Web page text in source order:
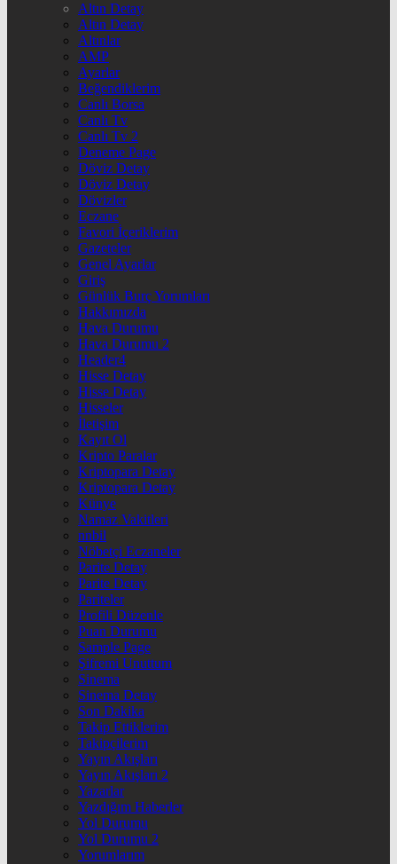
Altın Detay
Altın Detay
Altınlar
AMP
Ayarlar
Beğendiklerim
Canlı Borsa
Canlı Tv
Canlı Tv 2
Deneme Page
Döviz Detay
Döviz Detay
Dövizler
Eczane
Favori İçeriklerim
Gazeteler
Genel Ayarlar
Giriş
Günlük Burç Yorumları
Hakkımızda
Hava Durumu
Hava Durumu 2
Header4
Hisse Detay
Hisse Detay
Hisseler
İletişim
Kayıt Ol
Kripto Paralar
Kriptopara Detay
Kriptopara Detay
Künye
Namaz Vakitleri
nnbil
Nöbetçi Eczaneler
Parite Detay
Parite Detay
Pariteler
Profili Düzenle
Puan Durumu
Sample Page
Şifremi Unuttum
Sinema
Sinema Detay
Son Dakika
Takip Ettiklerim
Takipçilerim
Yayın Akışları
Yayın Akışları 2
Yazarlar
Yazdığım Haberler
Yol Durumu
Yol Durumu 2
Yorumlarım